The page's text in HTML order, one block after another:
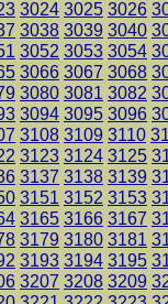
3024 3025 3026
3038 3039 3040
3052 3053 3054
3066 3067 3068
3080 3081 3082
3094 3095 3096
3108 3109 3110
3123 3124 3125
3137 3138 3139
3151 3152 3153
3165 3166 3167
3179 3180 3181
3193 3194 3195
3207 3208 3209